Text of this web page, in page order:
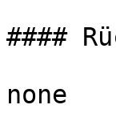
####
none